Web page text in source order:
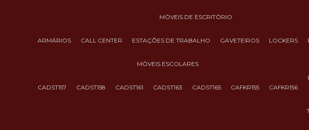
MÓVEIS DE ESCRITÓRIO
ARMÁRIOS CALL CENTER ESTAÇÕES DE TRABALHO GAVETEIROS LOCKERS
MÓVEIS ESCOLARES
CADST157 CADST158 CADST161 CADST163 CADST165 CAFKR155 CAFKR156